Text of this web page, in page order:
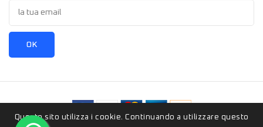
Questo sito utilizza i cookie. Continuando a utilizzare questo